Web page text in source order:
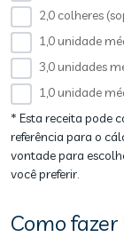
2,0 colheres
1,0 unidade
3,0 unidades
1,0 unidade
* Esta receita pode
referência para o
vontade para
você preferir.
Como